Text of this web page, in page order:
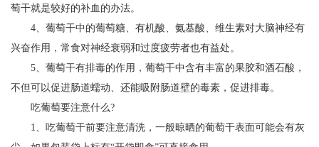
萄干就是较好的补血的办法。
4、葡萄干中的葡萄糖、有机酸、氨基酸、维生素对大脑神经有
兴奋作用，常食对神经衰弱和过度疲劳者也有益处。
5、葡萄干有排毒的作用，葡萄干中含有丰富的果胶和酒石酸，
不但可以促进肠道蠕动、还能吸附肠道壁的毒素，促进排毒。
吃葡萄要注意什么?
1、吃葡萄干前要注意清洗，一般晾晒的葡萄干表面可能会有灰